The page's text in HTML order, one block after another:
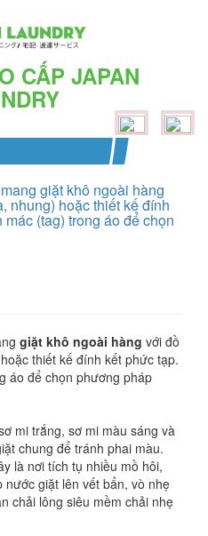
CẤP JAPAN
giặt khô ngoài hàng
nhung) hoặc thiết kế đính
(tag) trong áo để chọn
giặt khô ngoài hàng với đồ
thiết kế đính kết phức tạp.
áo để chọn phương pháp
mi trắng, sơ mi màu sáng và
chung để tránh phai màu.
là nơi tích tụ nhiều mồ hôi,
nước giặt lên vết bẩn, vò nhẹ
chải lông siêu mềm chải nhẹ